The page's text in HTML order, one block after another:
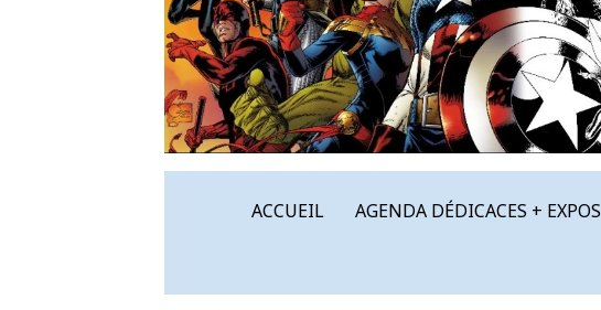
ACCUEIL AGENDA DÉDICACES + EXPOS